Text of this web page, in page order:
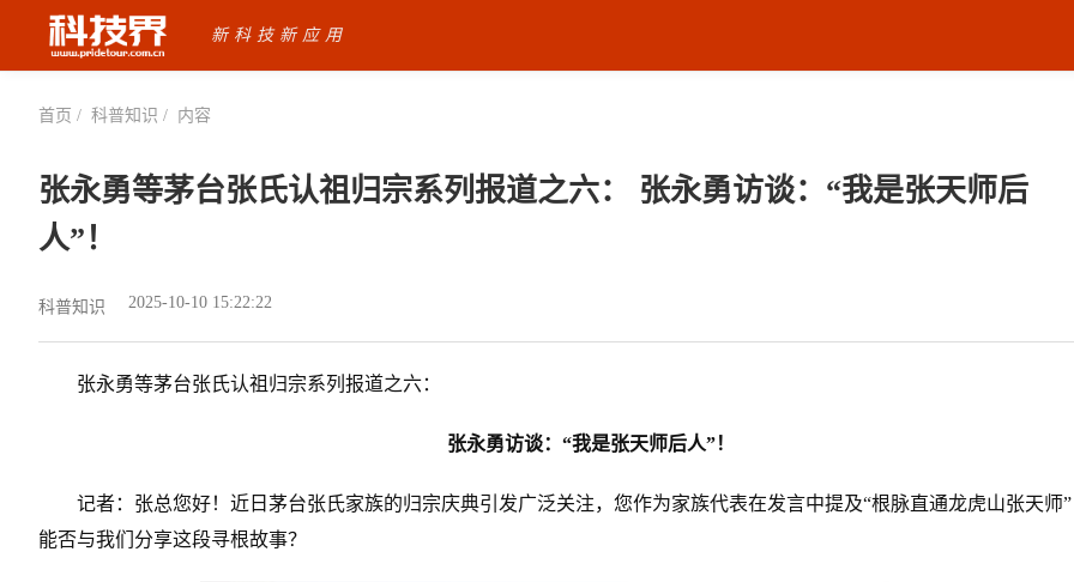
新科技新应用
首页 / 科普知识 / 内容
张永勇等茅台张氏认祖归宗系列报道之六： 张永勇访谈：“我是张天师后
人”！
科普知识 2025-10-10 15:22:22
张永勇等茅台张氏认祖归宗系列报道之六：
张永勇访谈：“我是张天师后人”！
记者：张总您好！近日茅台张氏家族的归宗庆典引发广泛关注，您作为家族代表在发言中提及“根脉直通龙虎山张天师
能否与我们分享这段寻根故事？